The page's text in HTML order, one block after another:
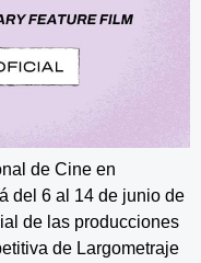
de Cine en
del 6 al 14 de junio de
de las producciones
de Largometraje